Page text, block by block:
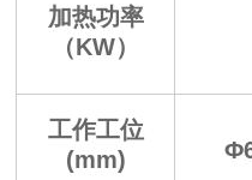
加热功率
（KW）
工作工位
(mm)